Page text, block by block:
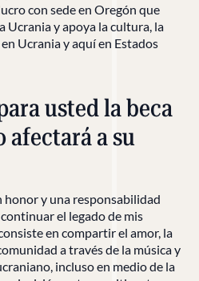
con sede en Oregón que
Ucrania y apoya la cultura, la
Ucrania y aquí en Estados
usted la beca
afectará a su
honor y una responsabilidad
el legado de mis
en compartir el amor, la
a través de la música y
incluso en medio de la